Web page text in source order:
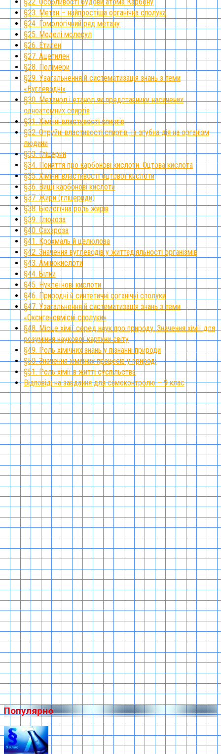
§23. Метан – найпростіша органічна сполука
§24. Гомологічний ряд метану
§25. Моделі молекул
§26. Етилен
§27. Ацетилен
§28. Полімери
§29. Узагальнення й систематизація знань з теми
«Вуглеводні»
§30. Метанол і етанол як представники насичених
одноатомних спиртів
§31. Хімічні властивості спиртів
§32. Отруйні властивості спиртів, їх згубна дія на організм
людини
§33. Гліцерин
§34. Поняття про карбонові кислоти. Оцтова кислота
§35. Хімічні властивості оцтової кислоти
§36. Вищі карбонові кислоти
§37. Жири (гліцериди)
§38. Біологічна роль жирів
§39. Глюкоза
§40. Сахароза
§41. Крохмаль й целюлоза
§42. Значення вуглеводів у життєдіяльності організмів
§43. Амінокислоти
§44. Білки
§45. Нуклеїнові кислоти
§46. Природні й синтетичні органічні сполуки
§47. Узагальнення й систематизація знань з теми
«Оксигеновмісні сполуки»
§48. Місце хімії серед наук про природу. Значення хімії для
розуміння наукової картини світу
§49. Роль хімічних знань у пізнанні природи
§50. Значення хімічних процесів у природі
§51. Роль хімії в житті суспільства
Відповіді на завдання для самоконтролю – 9 клас
Популярно